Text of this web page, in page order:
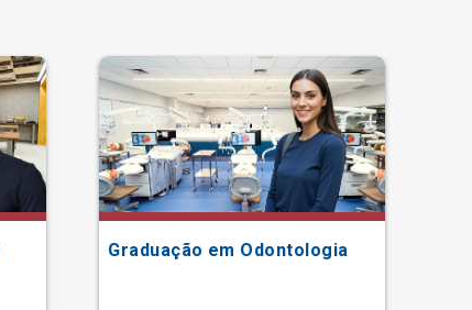
Graduação em Odontologia